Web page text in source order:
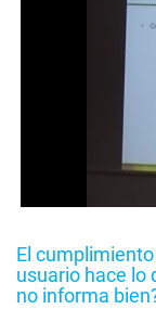
El
usuario hace lo
no informa